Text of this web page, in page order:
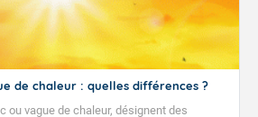
de chaleur : quelles différences ?
ou vague de chaleur, désignent des